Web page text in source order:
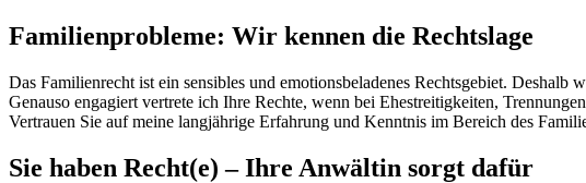
Familienprobleme: Wir kennen die Rechtslage
Das Familienrecht ist ein sensibles und emotionsbeladenes Rechtsgebiet.
Genauso engagiert vertrete ich Ihre Rechte, wenn bei Ehestreitigkeiten,
Vertrauen Sie auf meine langjährige Erfahrung und Kenntnis im Bereich des
Sie haben Recht(e) – Ihre Anwältin sorgt dafür